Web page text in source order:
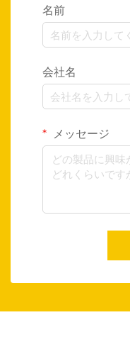
名前
会社名
メッセージ